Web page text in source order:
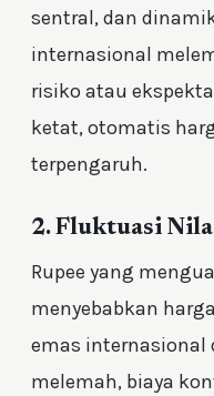
sentral, dan
internasional
risiko atau
ketat, otomatis
terpengaruh.
2. Fluktuasi
Rupee yang
menyebabkan
emas internasional
melemah, biaya